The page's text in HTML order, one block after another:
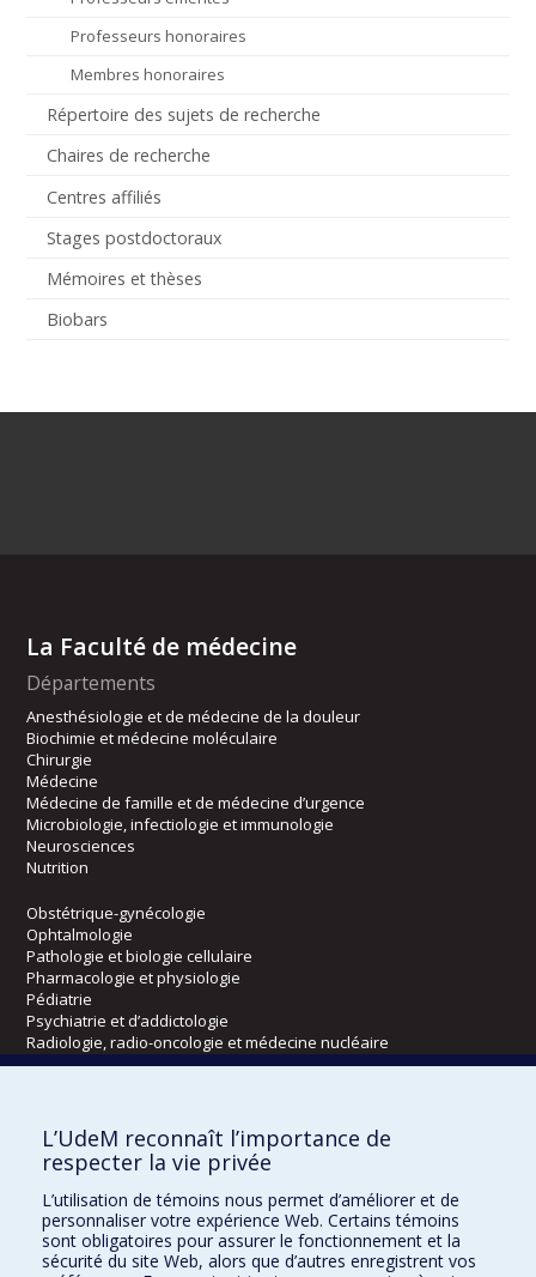
Professeurs honoraires
Membres honoraires
Répertoire des sujets de recherche
Chaires de recherche
Centres affiliés
Stages postdoctoraux
Mémoires et thèses
Biobars
La Faculté de médecine
Départements
Anesthésiologie et de médecine de la douleur
Biochimie et médecine moléculaire
Chirurgie
Médecine
Médecine de famille et de médecine d’urgence
Microbiologie, infectiologie et immunologie
Neurosciences
Nutrition
Obstétrique-gynécologie
Ophtalmologie
Pathologie et biologie cellulaire
Pharmacologie et physiologie
Pédiatrie
Psychiatrie et d’addictologie
Radiologie, radio-oncologie et médecine nucléaire
Kinésiologie et des sciences de l’activité physique
Orthophonie et audiologie
Réadaptation
Directions
L’UdeM reconnaît l’importance de
respecter la vie privée
L’utilisation de témoins nous permet d’améliorer et de
personnaliser votre expérience Web. Certains témoins
sont obligatoires pour assurer le fonctionnement et la
sécurité du site Web, alors que d’autres enregistrent vos